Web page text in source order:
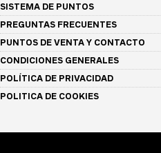
SISTEMA DE PUNTOS
PREGUNTAS FRECUENTES
PUNTOS DE VENTA Y CONTACTO
CONDICIONES GENERALES
POLÍTICA DE PRIVACIDAD
POLITICA DE COOKIES